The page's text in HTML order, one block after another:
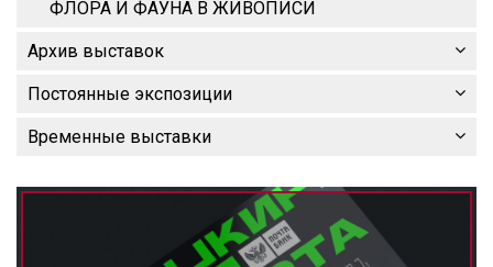
ФЛОРА И ФАУНА В ЖИВОПИСИ
Архив выставок
Постоянные экспозиции
Временные выставки